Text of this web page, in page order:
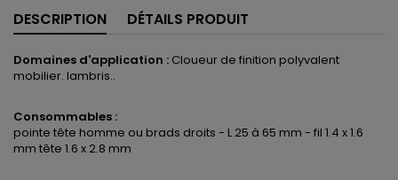
DESCRIPTION DÉTAILS PRODUIT
Domaines d'application : Cloueur de finition polyvalent
mobilier. lambris..
Consommables :
pointe tête homme ou brads droits - L 25 à 65 mm - fil 1.4 x 1.6
mm tête 1.6 x 2.8 mm